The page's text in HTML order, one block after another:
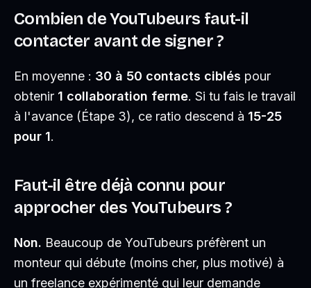
Combien de YouTubeurs faut-il
contacter avant de signer ?
En moyenne : 30 à 50 contacts ciblés pour
obtenir 1 collaboration ferme. Si tu fais le travail
à l'avance (Étape 3), ce ratio descend à 15-25
pour 1.
Faut-il être déjà connu pour
approcher des YouTubeurs ?
Non. Beaucoup de YouTubeurs préfèrent un
monteur qui débute (moins cher, plus motivé) à
un freelance expérimenté qui leur demande